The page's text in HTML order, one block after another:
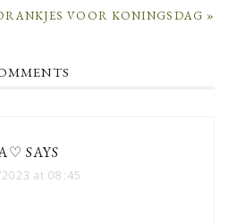
VOOR KONINGSDAG »
SAYS
at 08:45